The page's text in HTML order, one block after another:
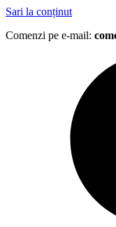
Sari la conținut
Comenzi pe e-mail: